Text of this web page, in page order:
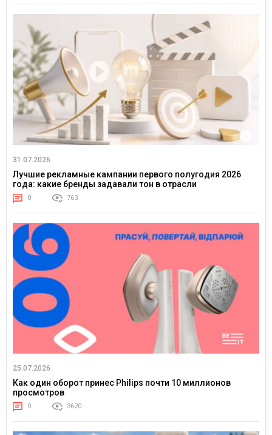
31.07.2026
Лучшие рекламные кампании первого полугодия 2026
года: какие бренды задавали тон в отрасли
0 763
25.07.2026
Как один оборот принес Philips почти 10 миллионов
просмотров
0 3620